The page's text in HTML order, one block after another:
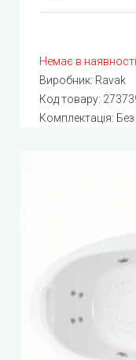
Немає в наявності
Виробник: Ravak
Код товару:
Комплектація: Без